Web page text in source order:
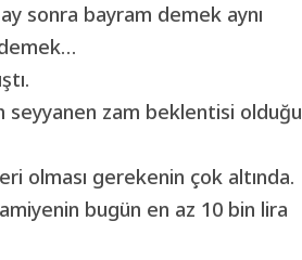
sonra bayram demek aynı
seyyanen zam beklentisi olduğu
olması gerekenin çok altında.
bugün en az 10 bin lira